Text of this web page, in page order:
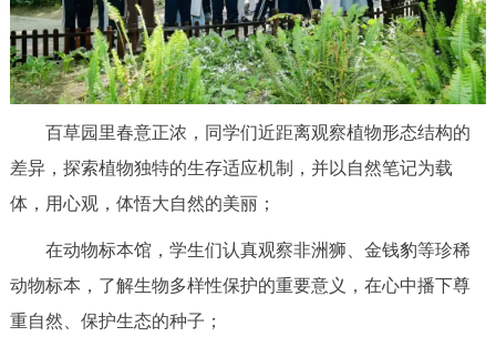
百草园里春意正浓，同学们近距离观察植物形态结构的
差异，探索植物独特的生存适应机制，并以自然笔记为载
体，用心观，体悟大自然的美丽；
在动物标本馆，学生们认真观察非洲狮、金钱豹等珍稀
动物标本，了解生物多样性保护的重要意义，在心中播下尊
重自然、保护生态的种子；